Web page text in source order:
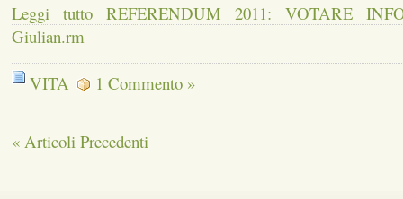
Leggi tutto REFERENDUM 2011: VOTARE
Giulian.rm
VITA 1 Commento »
« Articoli Precedenti